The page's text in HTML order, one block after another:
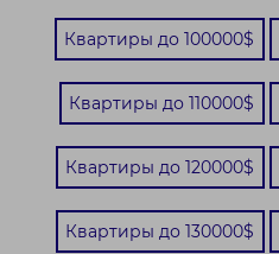
Квартиры до 100000$
Квартиры до 110000$
Квартиры до 120000$
Квартиры до 130000$